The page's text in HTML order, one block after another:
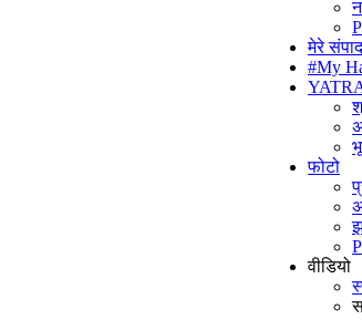
मेरे
#My
फोटो
वीडियो